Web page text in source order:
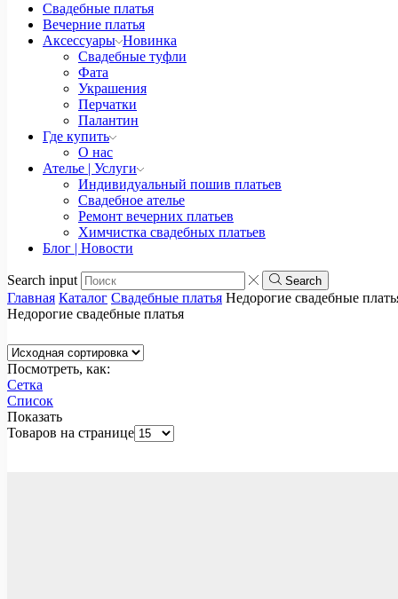
Свадебные платья
Вечерние платья
Аксессуары Новинка
Свадебные туфли
Фата
Украшения
Перчатки
Палантин
Где купить
О нас
Ателье | Услуги
Индивидуальный пошив платьев
Свадебное ателье
Ремонт вечерних платьев
Химчистка свадебных платьев
Блог | Новости
Search input Search
Главная Каталог Свадебные платья Недорогие свадебные
Недорогие свадебные платья
Посмотреть, как:
Сетка
Список
Показать
Товаров на странице